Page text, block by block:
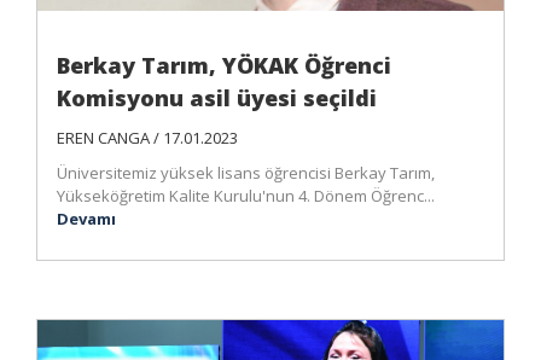
Berkay Tarım, YÖKAK Öğrenci
Komisyonu asil üyesi seçildi
EREN CANGA / 17.01.2023
Üniversitemiz yüksek lisans öğrencisi Berkay Tarım,
Yükseköğretim Kalite Kurulu'nun 4. Dönem Öğrenc...
Devamı